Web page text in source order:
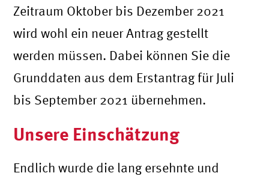
Zeitraum Oktober bis Dezember 2021
wird wohl ein neuer Antrag gestellt
werden müssen. Dabei können Sie die
Grunddaten aus dem Erstantrag für Juli
bis September 2021 übernehmen.
Unsere Einschätzung
Endlich wurde die lang ersehnte und